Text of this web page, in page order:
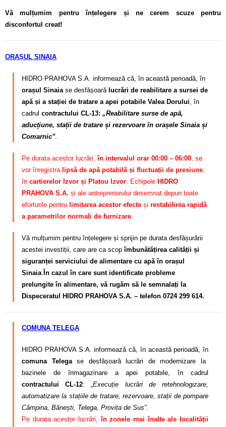
Vă mulțumim pentru înțelegere și ne cerem scuze pentru
disconfortul creat!
ORAȘUL SINAIA
HIDRO PRAHOVA S.A. informează că, în această perioadă, în
orașul Sinaia se desfășoară lucrări de reabilitare a sursei de
apă și a stației de tratare a apei potabile Valea Dorului , în
cadrul contractului CL-13: „Reabilitare surse de apă,
aducțiune, stații de tratare și rezervoare în orașele Sinaia și
Comarnic”
Pe durata acestor lucrări,în intervalul orar 00:00 – 06:00 , se
vor înregistra lipsă de apă potabilă și fluctuații de presiune
în cartierelor Izvor și Platou Izvor . Echipele HIDRO
PRAHOVA S.A. și ale antreprenorului desemnat depun toate
eforturile pentru limitarea acestor efecte și restabilirea rapidă
a parametrilor normali de furnizare
Vă mulțumim pentru înțelegere și sprijin pe durata desfășurării
acestei investiții, care are ca scopîmbunătățirea calității și
siguranței serviciului de alimentare cu apă în orașul
Sinaia În cazul în care sunt identificate probleme
prelungite în alimentare, vă rugăm să le semnalați la
Dispeceratul HIDRO PRAHOVA S.A. – telefon 0724 299 614.
COMUNA TELEGA
HIDRO PRAHOVA S.A. informează că, în această perioadă, în
comuna Telegase desfășoară lucrări de modernizare la
bazinele de înmagazinare a apei potabile, în cadrul
contractului CL-12: „Execuție lucrări de retehnologizare,
automatizare la stațiile de tratare, rezervoare, stații de pompare
Câmpina, Bănești, Telega, Provița de Sus”.
Pe durata acestor lucrări,în zonele mai înalte ale localității